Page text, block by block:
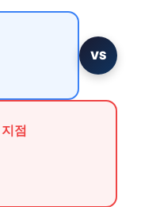
VS
점